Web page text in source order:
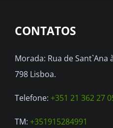
CONTATOS
Morada: Rua de Sant`Ana
798 Lisboa.
Telefone: +351 21 362 27
TM: +351915284991